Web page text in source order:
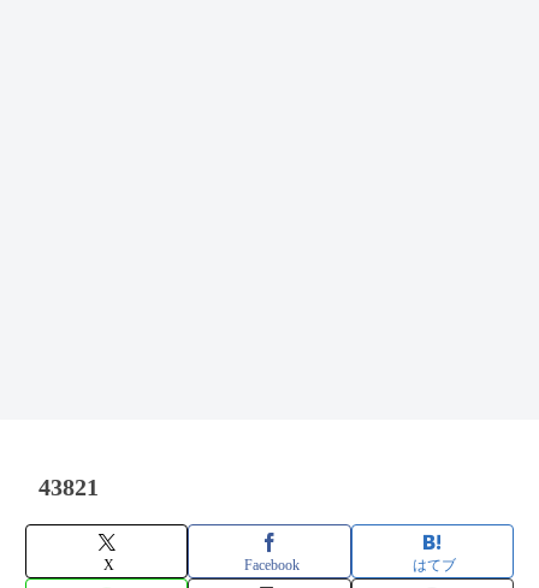
43821
X Facebook はてブ